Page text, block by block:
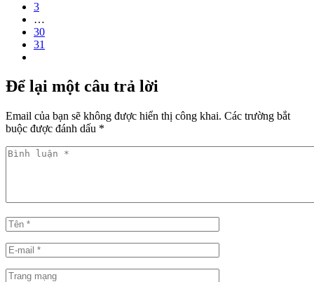
3
…
30
31
Để lại một câu trả lời
Email của bạn sẽ không được hiển thị công khai. Các trường bắt
buộc được đánh dấu *